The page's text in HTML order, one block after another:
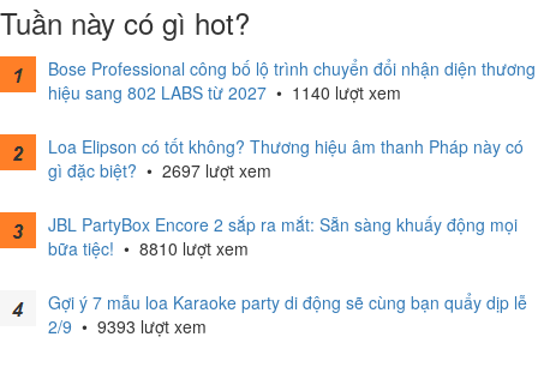
Tuần này có gì hot?
Bose Professional công bố lộ trình chuyển đổi nhận diện thương
hiệu sang 802 LABS từ 2027 • 1140 lượt xem
Loa Elipson có tốt không? Thương hiệu âm thanh Pháp này có
gì đặc biệt? • 2697 lượt xem
JBL PartyBox Encore 2 sắp ra mắt: Sẵn sàng khuấy động mọi
bữa tiệc! • 8810 lượt xem
Gợi ý 7 mẫu loa Karaoke party di động sẽ cùng bạn quẩy dịp lễ
2/9 • 9393 lượt xem